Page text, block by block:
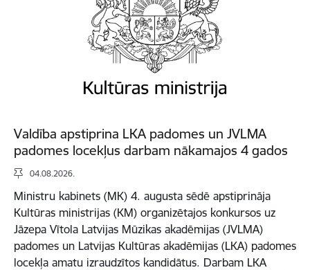
Valdība apstiprina LKA padomes un JVLMA
padomes locekļus darbam nākamajos 4 gados
04.08.2026.
Ministru kabinets (MK) 4. augusta sēdē apstiprināja
Kultūras ministrijas (KM) organizētajos konkursos uz
Jāzepa Vītola Latvijas Mūzikas akadēmijas (JVLMA)
padomes un Latvijas Kultūras akadēmijas (LKA) padomes
locekļa amatu izraudzītos kandidātus. Darbam LKA